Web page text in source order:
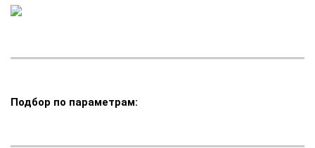
Подбор по параметрам: